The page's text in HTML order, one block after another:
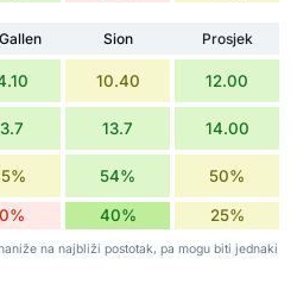
Sion
Prosjek
10.40 12.00
13.7 14.00
54% 50%
40% 25%
na najbliži postotak, pa mogu biti jednaki